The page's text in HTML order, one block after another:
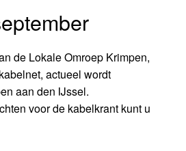
de Lokale Omroep Krimpen,
actueel wordt
aan den IJssel.
voor de kabelkrant kunt u